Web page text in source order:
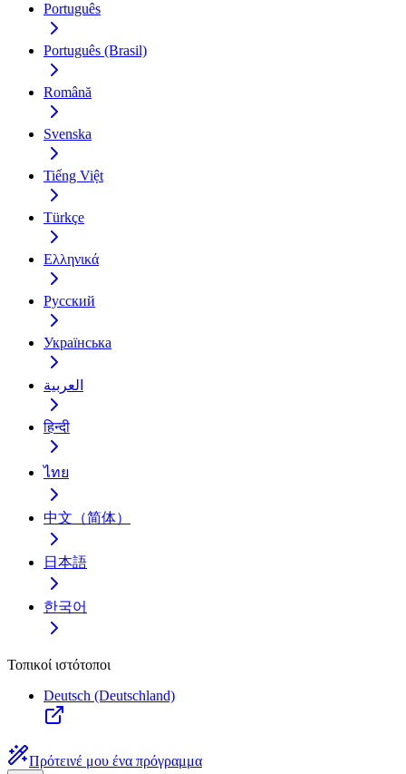
Português
Português (Brasil)
Română
Svenska
Tiếng Việt
Türkçe
Ελληνικά
Русский
Українська
العربية
हिन्दी
ไทย
中文（简体）
日本語
한국어
Τοπικοί ιστότοποι
Deutsch (Deutschland)
Πρότεινέ μου ένα πρόγραμμα